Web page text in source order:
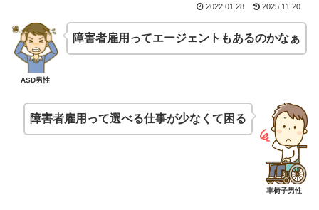
2022.01.28 2025.11.20
ASD男性
障害者雇用ってエージェントもあるのかなぁ
車椅子男性
障害者雇用って選べる仕事が少なくて困る